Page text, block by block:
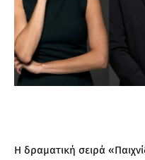
Η δραματική σειρά